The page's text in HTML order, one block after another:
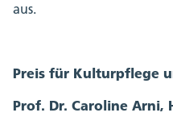
aus.
Preis für Kulturpflege
Prof. Dr. Caroline Arni,